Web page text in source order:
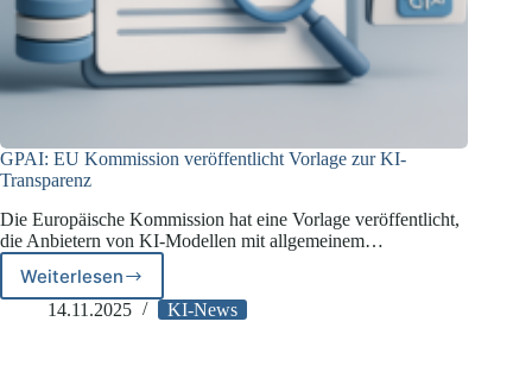
GPAI: EU Kommission veröffentlicht Vorlage zur KI-
Transparenz
Die Europäische Kommission hat eine Vorlage veröffentlicht,
die Anbietern von KI-Modellen mit allgemeinem…
Weiterlesen
GPAI:
EU
14.11.2025 KI-News